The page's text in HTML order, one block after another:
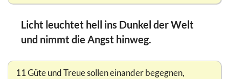
Licht leuchtet hell ins Dunkel der Welt
und nimmt die Angst hinweg.
11 Güte und Treue sollen einander begegnen,